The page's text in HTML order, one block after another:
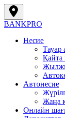
BANKPRO
Несие
Тауар
Автонесие
Жаңа
Онлайн